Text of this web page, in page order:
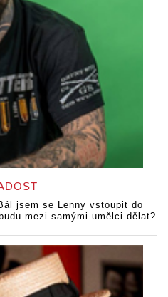
jsem se Lenny vstoupit do
mezi samými umělci dělat?